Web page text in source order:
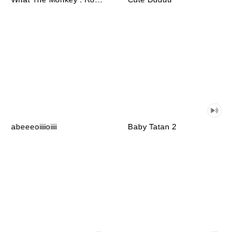
abeeeoiiiioiiii Baby Tatan 2